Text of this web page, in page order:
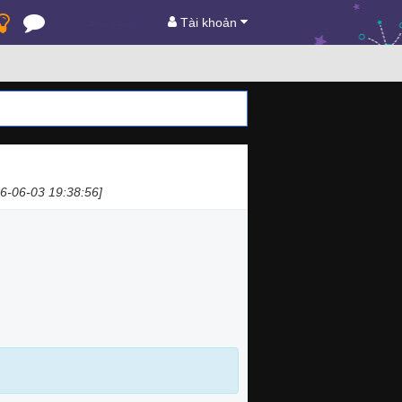
Tài khoản
06-03 19:38:56]